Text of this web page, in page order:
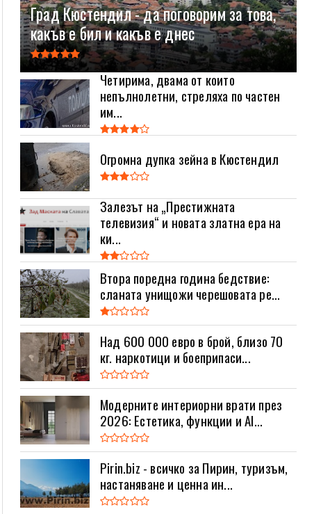
Град Кюстендил - да поговорим за това,
какъв е бил и какъв е днес
Четирима, двама от които
непълнолетни, стреляха по частен
им...
Огромна дупка зейна в Кюстендил
Залезът на „Престижната
телевизия“ и новата златна ера на
ки...
Втора поредна година бедствие:
сланата унищожи черешовата ре...
Над 600 000 евро в брой, близо 70
кг. наркотици и боеприпаси...
Модерните интериорни врати през
2026: Естетика, функции и AI...
Pirin.biz - всичко за Пирин, туризъм,
настаняване и ценна ин...